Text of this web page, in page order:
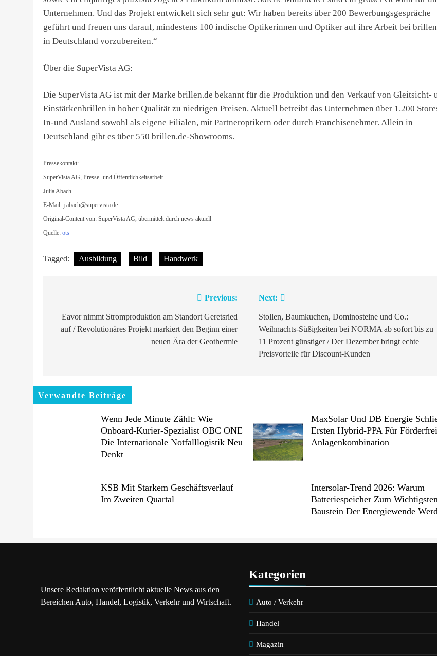
Unternehmen. Und das Projekt entwickelt sich sehr gut: Wir haben bereits über 200 Bewerbungsgespräche
geführt und freuen uns darauf, mindestens 100 indische Optikerinnen und Optiker auf ihre Arbeit bei
in Deutschland vorzubereiten.“
Über die SuperVista AG:
Die SuperVista AG ist mit der Marke brillen.de bekannt für die Produktion und den Verkauf von Gleitsicht-
Einstärkenbrillen in hoher Qualität zu niedrigen Preisen. Aktuell betreibt das Unternehmen über 1.200
In-und Ausland sowohl als eigene Filialen, mit Partneroptikern oder durch Franchisenehmer. Allein in
Deutschland gibt es über 550 brillen.de-Showrooms.
Pressekontakt:
SuperVista AG, Presse- und Öffentlichkeitsarbeit
Julia Abach
E-Mail: j.abach@supervista.de
Original-Content von: SuperVista AG, übermittelt durch news aktuell
Quelle: ots
Tagged: Ausbildung Bild Handwerk
Previous:
Eavor nimmt Stromproduktion am Standort Geretsried
auf / Revolutionäres Projekt markiert den Beginn einer
neuen Ära der Geothermie
Next:
Stollen, Baumkuchen, Dominosteine und Co.:
Weihnachts-Süßigkeiten bei NORMA ab sofort bis zu
11 Prozent günstiger / Der Dezember bringt echte
Preisvorteile für Discount-Kunden
Verwandte Beiträge
Wenn Jede Minute Zählt: Wie
Onboard-Kurier-Spezialist OBC ONE
Die Internationale Notfalllogistik Neu
Denkt
MaxSolar Und DB Energie
Ersten Hybrid-PPA Für
Anlagenkombination
KSB Mit Starkem Geschäftsverlauf
Im Zweiten Quartal
Intersolar-Trend 2026: Warum
Batteriespeicher Zum Wichtigsten
Baustein Der Energiewende
Unsere Redaktion veröffentlicht aktuelle News aus den
Bereichen Auto, Handel, Logistik, Verkehr und Wirtschaft.
Kategorien
Auto / Verkehr
Handel
Magazin